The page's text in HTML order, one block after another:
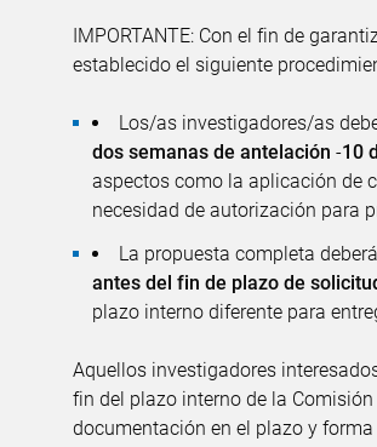
IMPORTANTE: Con el fin de
establecido el siguiente
Los/as investigadores/as
dos semanas de antelación -10
aspectos como la aplicación de
necesidad de autorización para
La propuesta completa
antes del fin de plazo de
plazo interno diferente para
Aquellos investigadores
fin del plazo interno de la
documentación en el plazo y